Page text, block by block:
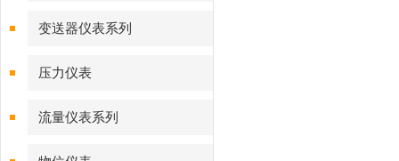
变送器仪表系列
压力仪表
流量仪表系列